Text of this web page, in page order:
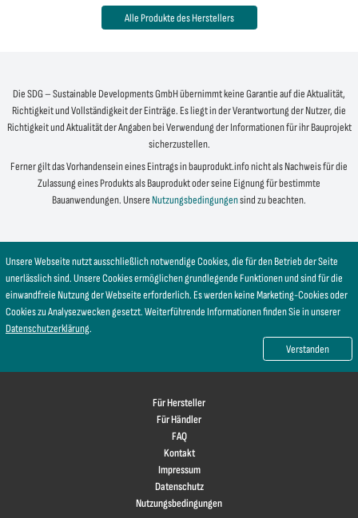
Alle Produkte des Herstellers
Die SDG – Sustainable Developments GmbH übernimmt keine Garantie auf die Aktualität,
Richtigkeit und Vollständigkeit der Einträge. Es liegt in der Verantwortung der Nutzer, die
Richtigkeit und Aktualität der Angaben bei Verwendung der Informationen für ihr Bauprojekt
sicherzustellen.
Ferner gilt das Vorhandensein eines Eintrags in bauprodukt.info nicht als Nachweis für die
Zulassung eines Produkts als Bauprodukt oder seine Eignung für bestimmte
Bauanwendungen. Unsere Nutzungsbedingungensind zu beachten.
Unsere Webseite nutzt ausschließlich notwendige Cookies, die für den Betrieb der Seite
unerlässlich sind. Unsere Cookies ermöglichen grundlegende Funktionen und sind für die
einwandfreie Nutzung der Webseite erforderlich. Es werden keine Marketing-Cookies oder
Cookies zu Analysezwecken gesetzt. Weiterführende Informationen finden Sie in unserer
Datenschutzerklärung.
Verstanden
Für Hersteller
Für Händler
FAQ
Kontakt
Impressum
Datenschutz
Nutzungsbedingungen